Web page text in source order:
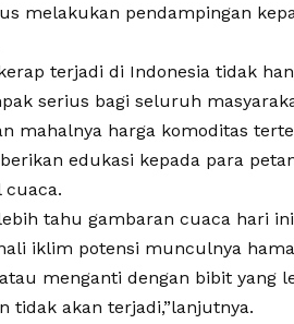
melakukan pendampingan
terjadi di Indonesia tidak
serius bagi seluruh
mahalnya harga komoditas
edukasi kepada para
tahu gambaran cuaca hari
iklim potensi munculnya
menganti dengan bibit yang
tidak akan terjadi,”lanjutnya.